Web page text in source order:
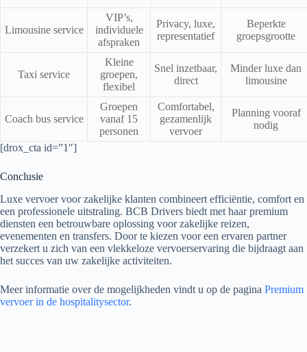
Limousine service
VIP’s,
individuele
afspraken
Privacy, luxe,
representatief
Beperkte
groepsgrootte
Taxi service
Kleine
groepen,
flexibel
Snel inzetbaar,
direct
Minder luxe dan
limousine
Coach bus service
Groepen
vanaf 15
personen
Comfortabel,
gezamenlijk
vervoer
Planning vooraf
nodig
[drox_cta id=”1″]
Conclusie
Luxe vervoer voor zakelijke klanten combineert efficiëntie, comfort en
een professionele uitstraling. BCB Drivers biedt met haar premium
diensten een betrouwbare oplossing voor zakelijke reizen,
evenementen en transfers. Door te kiezen voor een ervaren partner
verzekert u zich van een vlekkeloze vervoerservaring die bijdraagt aan
het succes van uw zakelijke activiteiten.
Meer informatie over de mogelijkheden vindt u op de pagina Premium
vervoer in de hospitalitysector.